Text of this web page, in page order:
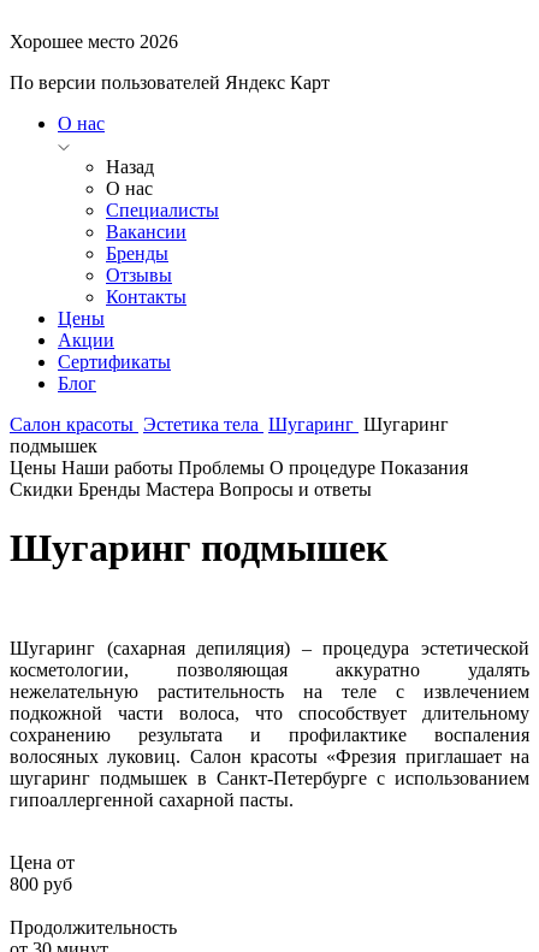
Хорошее место 2026
По версии пользователей Яндекс Карт
О нас
Назад
О нас
Специалисты
Вакансии
Бренды
Отзывы
Контакты
Цены
Акции
Сертификаты
Блог
Салон красоты Эстетика тела Шугаринг Шугаринг
подмышек
Цены Наши работы Проблемы О процедуре Показания
Скидки Бренды Мастера Вопросы и ответы
Шугаринг подмышек
Шугаринг (сахарная депиляция) – процедура эстетической
косметологии, позволяющая аккуратно удалять
нежелательную растительность на теле с извлечением
подкожной части волоса, что способствует длительному
сохранению результата и профилактике воспаления
волосяных луковиц. Салон красоты «Фрезия приглашает на
шугаринг подмышек в Санкт-Петербурге с использованием
гипоаллергенной сахарной пасты.
Цена от
800 руб
Продолжительность